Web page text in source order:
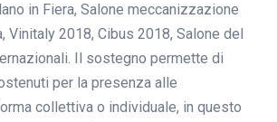
in Fiera, Salone meccanizzazione
Vinitaly 2018, Cibus 2018, Salone del
Il sostegno permette di
per la presenza alle
collettiva o individuale, in questo